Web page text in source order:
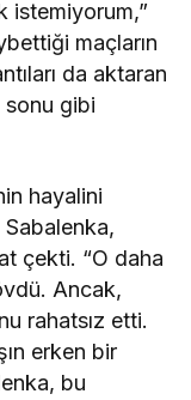
istemiyorum,”
maçların
da aktaran
sonu gibi
hayalini
çekti. “O daha
Ancak,
rahatsız etti.
erken bir
bu